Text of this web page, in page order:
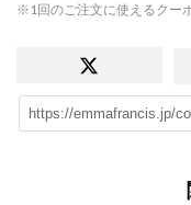
※1回のご注文に使えるクー